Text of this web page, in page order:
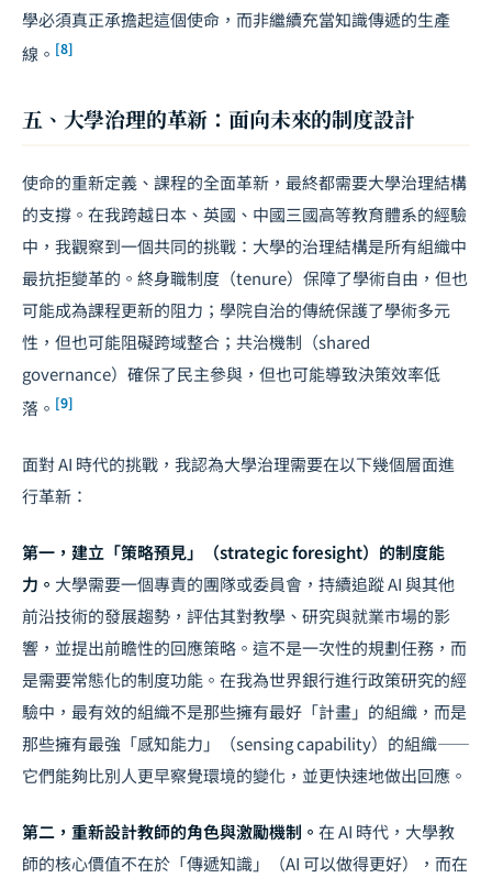
學必須真正承擔起這個使命，而非繼續充當知識傳遞的生產
線。 [8]
五、大學治理的革新：面向未來的制度設計
使命的重新定義、課程的全面革新，最終都需要大學治理結構
的支撐。在我跨越日本、英國、中國三國高等教育體系的經驗
中，我觀察到一個共同的挑戰：大學的治理結構是所有組織中
最抗拒變革的。終身職制度（tenure）保障了學術自由，但也
可能成為課程更新的阻力；學院自治的傳統保護了學術多元
性，但也可能阻礙跨域整合；共治機制（shared
governance）確保了民主參與，但也可能導致決策效率低
落。 [9]
面對 AI 時代的挑戰，我認為大學治理需要在以下幾個層面進
行革新：
第一，建立「策略預見」（strategic foresight）的制度能
力。 大學需要一個專責的團隊或委員會，持續追蹤 AI 與其他
前沿技術的發展趨勢，評估其對教學、研究與就業市場的影
響，並提出前瞻性的回應策略。這不是一次性的規劃任務，而
是需要常態化的制度功能。在我為世界銀行進行政策研究的經
驗中，最有效的組織不是那些擁有最好「計畫」的組織，而是
那些擁有最強「感知能力」（sensing capability）的組織——
它們能夠比別人更早察覺環境的變化，並更快速地做出回應。
第二，重新設計教師的角色與激勵機制。 在 AI 時代，大學教
師的核心價值不在於「傳遞知識」（AI 可以做得更好），而在